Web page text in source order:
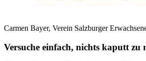
Carmen Bayer, Verein Salzburger
Versuche einfach, nichts kaputt zu